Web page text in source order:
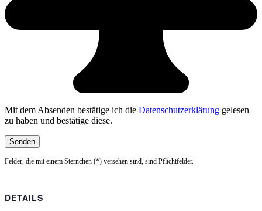
Mit dem Absenden bestätige ich die Datenschutzerklärung gelesen
zu haben und bestätige diese.
Felder, die mit einem Sternchen (*) versehen sind, sind Pflichtfelder.
DETAILS